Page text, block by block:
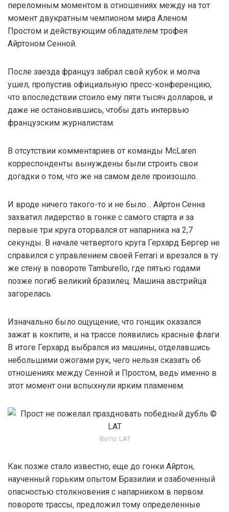
переломным моментом в отношениях между на тот
момент двукратным чемпионом мира Аленом
Простом и действующим обладателем трофея
Айртоном Сенной.
После заезда француз забрал свой кубок и молча
ушел, пропустив официальную пресс-конференцию,
что впоследствии стоило ему пяти тысяч долларов, и
даже не остановившись, чтобы дать интервью
французским журналистам.
В отсутствии комментариев от команды McLaren
корреспонденты вынуждены были строить свои
догадки о том, что же на самом деле произошло.
И вроде ничего такого-то и не было… Айртон Сенна
захватил лидерство в гонке с самого старта и за
первые три круга оторвался от напарника на 2,7
секунды. В начале четвертого круга Герхард Бергер не
справился с управлением своей Ferrari и врезался в ту
же стену в повороте Tamburello, где пятью годами
позже погиб великий бразилец. Машина австрийца
загорелась.
Изначально было ощущение, что гонщик оказался
зажат в кокпите, и на трассе появились красные флаги.
В итоге Герхард выбрался из машины, отделавшись
небольшими ожогами рук, чего нельзя сказать об
отношениях между Сенной и Простом, ведь именно в
этот момент они вспыхнули ярким пламенем.
Фото: LAT
Как позже стало известно, еще до гонки Айртон,
наученный горьким опытом Бразилии и озабоченный
опасностью столкновения с напарником в первом
повороте трассы, предложил тому определенные